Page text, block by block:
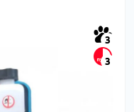
3
3